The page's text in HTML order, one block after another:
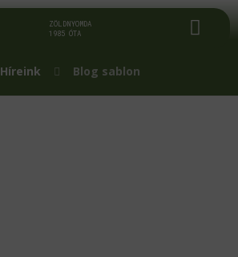
ZÖLDNYOMDA
1985 ÓTA
Blog sablon
Híreink Blog sablon